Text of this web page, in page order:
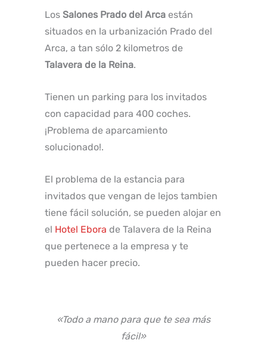
Los Salones Prado del Arca están
situados en la urbanización Prado del
Arca, a tan sólo 2 kilometros de
Talavera de la Reina.
Tienen un parking para los invitados
con capacidad para 400 coches.
¡Problema de aparcamiento
solucionado!.
El problema de la estancia para
invitados que vengan de lejos tambien
tiene fácil solución, se pueden alojar en
el Hotel Ebora de Talavera de la Reina
que pertenece a la empresa y te
pueden hacer precio.
«Todo a mano para que te sea más
fácil»